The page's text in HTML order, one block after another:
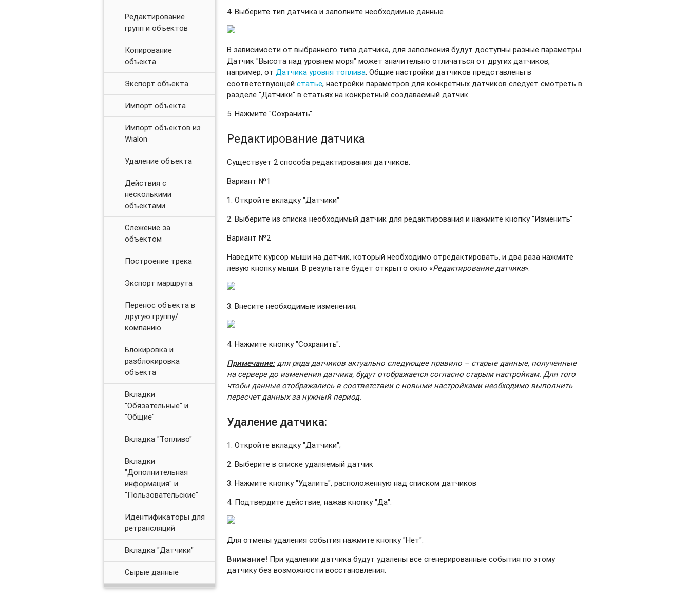
Редактирование
групп и объектов
Копирование
объекта
Экспорт объекта
Импорт объекта
Импорт объектов из
Wialon
Удаление объекта
Действия с
несколькими
объектами
Слежение за
объектом
Построение трека
Экспорт маршрута
Перенос объекта в
другую группу/
компанию
Блокировка и
разблокировка
объекта
Вкладки
"Обязательные" и
"Общие"
Вкладка "Топливо"
Вкладки
"Дополнительная
информация" и
"Пользовательские"
Идентификаторы для
ретрансляций
Вкладка "Датчики"
Сырые данные
4. Выберите тип датчика и заполните необходимые данные.
В зависимости от выбранного типа датчика, для заполнения будут доступны разные параметры.
Датчик "Высота над уровнем моря" может значительно отличаться от других датчиков,
например, от Датчика уровня топлива . Общие настройки датчиков представлены в
соответствующейстатье, настройки параметров для конкретных датчиков следует смотреть в
разделе "Датчики" в статьях на конкретный создаваемый датчик.
5. Нажмите "Сохранить"
Редактирование датчика
Существует 2 способа редактирования датчиков.
Вариант №1
1. Откройте вкладку "Датчики"
2. Выберите из списка необходимый датчик для редактирования и нажмите кнопку "Изменить"
Вариант №2
Наведите курсор мыши на датчик, который необходимо отредактировать, и два раза нажмите
левую кнопку мыши. В результате будет открыто окно «Редактирование датчика».
3. Внесите необходимые изменения;
4. Нажмите кнопку "Сохранить".
Примечание:для ряда датчиков актуально следующее правило – старые данные, полученные
на сервере до изменения датчика, будут отображается согласно старым настройкам. Для того
чтобы данные отображались в соответствии с новыми настройками необходимо выполнить
пересчет данных за нужный период.
Удаление датчика:
1. Откройте вкладку "Датчики";
2. Выберите в списке удаляемый датчик
3. Нажмите кнопку "Удалить", расположенную над списком датчиков
4. Подтвердите действие, нажав кнопку "Да":
Для отмены удаления события нажмите кнопку "Нет".
Внимание! При удалении датчика будут удалены все сгенерированные события по этому
датчику без возможности восстановления.